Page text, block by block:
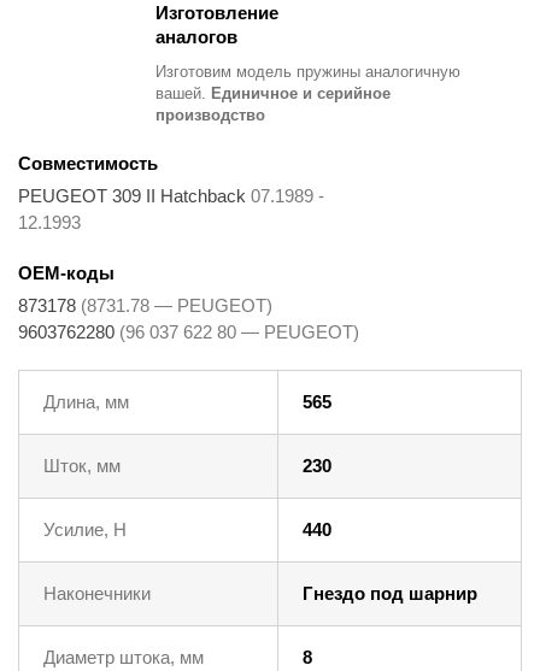
Изготовление
аналогов
Изготовим модель пружины аналогичную
вашей. Единичное и серийное
производство
Совместимость
PEUGEOT 309 II Hatchback 07.1989 -
12.1993
OEM-коды
873178 (8731.78 — PEUGEOT)
9603762280 (96 037 622 80 — PEUGEOT)
Длина, мм 565
Шток, мм 230
Усилие, Н 440
Наконечники Гнездо под шарнир
Диаметр штока, мм 8